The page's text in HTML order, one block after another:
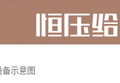
示意图